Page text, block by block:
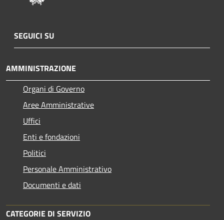
SEGUICI SU
AMMINISTRAZIONE
Organi di Governo
Aree Amministrative
Uffici
Enti e fondazioni
Politici
Personale Amministrativo
Documenti e dati
CATEGORIE DI SERVIZIO